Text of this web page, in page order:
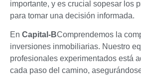
importante, y es crucial sopesar los
para tomar una decisión informada.
En Capital-BComprendemos la
inversiones inmobiliarias. Nuestro
profesionales experimentados está
cada paso del camino,